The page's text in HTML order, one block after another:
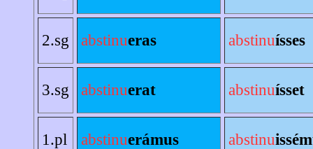
2.sg abstinueras abstinuísses
3.sg abstinuerat abstinuísset
1.pl abstinuerámus abstinu